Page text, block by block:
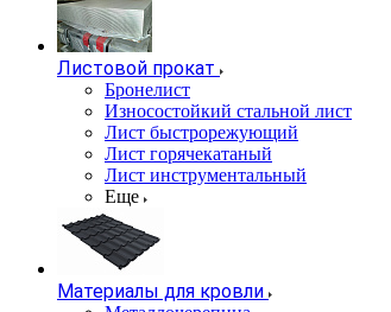
Листовой прокат
Бронелист
Износостойкий стальной лист
Лист быстрорежующий
Лист горячекатаный
Лист инструментальный
Еще
Материалы для кровли